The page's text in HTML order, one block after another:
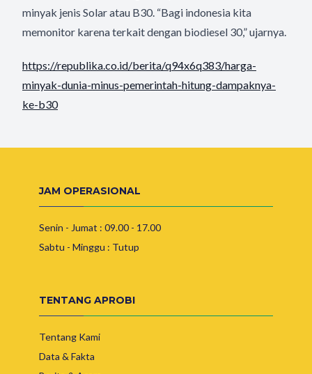
minyak jenis Solar atau B30. “Bagi indonesia kita
memonitor karena terkait dengan biodiesel 30,” ujarnya.
https://republika.co.id/berita/q94x6q383/harga-
minyak-dunia-minus-pemerintah-hitung-dampaknya-
ke-b30
JAM OPERASIONAL
Senin - Jumat : 09.00 - 17.00
Sabtu - Minggu : Tutup
TENTANG APROBI
Tentang Kami
Data & Fakta